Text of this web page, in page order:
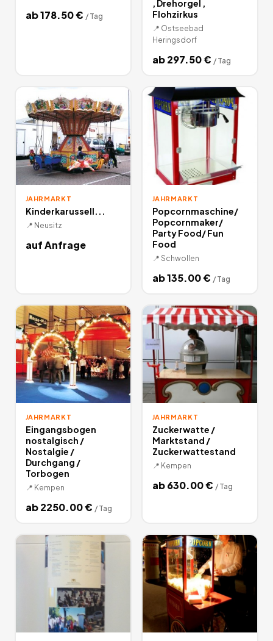
ab178.50€ / Tag
, Drehorgel ,
Flohzirkus
📍 Ostseebad
Heringsdorf
ab297.50€ / Tag
JAHRMARKT
Kinderkarussell...
📍 Neusitz
auf Anfrage
JAHRMARKT
Popcornmaschine/
Popcornmaker/
Party Food/ Fun
Food
📍 Schwollen
ab135.00€ / Tag
JAHRMARKT
Eingangsbogen
nostalgisch /
Nostalgie /
Durchgang /
Torbogen
📍 Kempen
ab2250.00€ / Tag
JAHRMARKT
Zuckerwatte /
Marktstand /
Zuckerwattestand
📍 Kempen
ab630.00€ / Tag